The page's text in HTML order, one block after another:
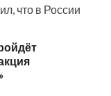
что в России